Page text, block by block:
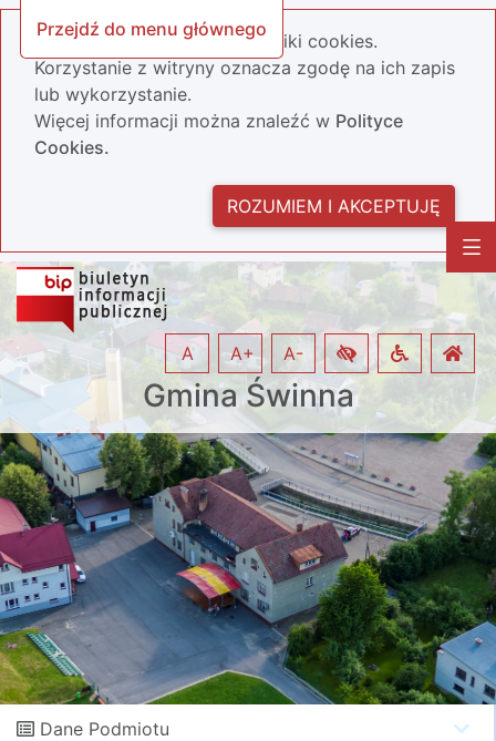
Przejdź do menu głównego
Nasza strona wykorzystuje pliki cookies.
Korzystanie z witryny oznacza zgodę na ich zapis
lub wykorzystanie.
Więcej informacji można znaleźć w Polityce
Cookies.
ROZUMIEM I AKCEPTUJĘ
Gmina Świnna
A A+ A-
Dane Podmiotu